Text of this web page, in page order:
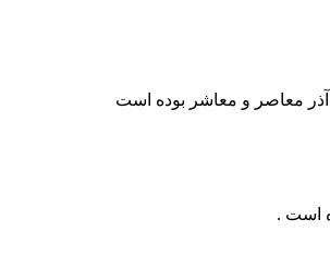
آذر معاصر و معاشر بوده است
است .